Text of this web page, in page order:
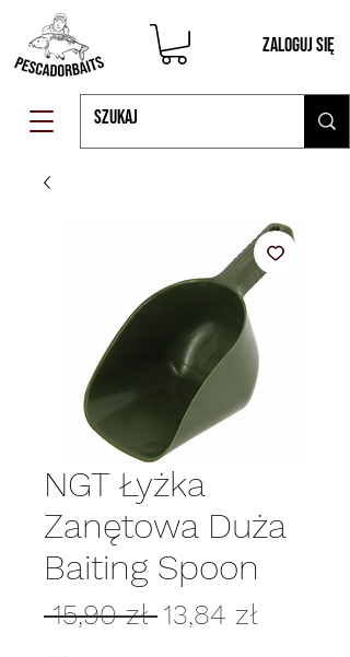
Zaloguj się
NGT Łyżka
Zanętowa Duża
Baiting Spoon
15,90 zł Regularna
13,84 zł